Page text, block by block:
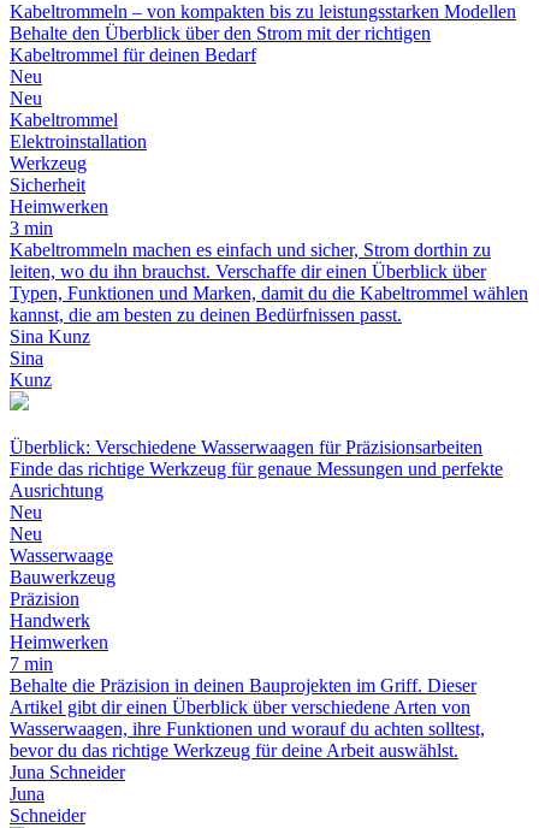
Kabeltrommeln – von kompakten bis zu leistungsstarken Modellen
Behalte den Überblick über den Strom mit der richtigen
Kabeltrommel für deinen Bedarf
Neu
Neu
Kabeltrommel
Elektroinstallation
Werkzeug
Sicherheit
Heimwerken
3 min
Kabeltrommeln machen es einfach und sicher, Strom dorthin zu
leiten, wo du ihn brauchst. Verschaffe dir einen Überblick über
Typen, Funktionen und Marken, damit du die Kabeltrommel wählen
kannst, die am besten zu deinen Bedürfnissen passt.
Sina Kunz
Sina
Kunz
Überblick: Verschiedene Wasserwaagen für Präzisionsarbeiten
Finde das richtige Werkzeug für genaue Messungen und perfekte
Ausrichtung
Neu
Neu
Wasserwaage
Bauwerkzeug
Präzision
Handwerk
Heimwerken
7 min
Behalte die Präzision in deinen Bauprojekten im Griff. Dieser
Artikel gibt dir einen Überblick über verschiedene Arten von
Wasserwaagen, ihre Funktionen und worauf du achten solltest,
bevor du das richtige Werkzeug für deine Arbeit auswählst.
Juna Schneider
Juna
Schneider